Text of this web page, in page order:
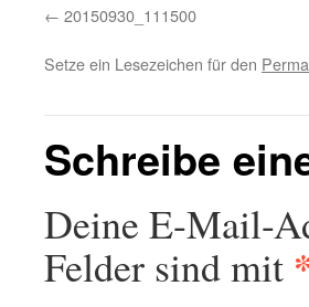
20150930_111500
Setze ein Lesezeichen für den
Schreibe
Deine E-Mail-
Felder sind mit